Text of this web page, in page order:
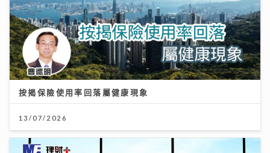
按揭保險使用率回落屬健康現象
13/07/2026